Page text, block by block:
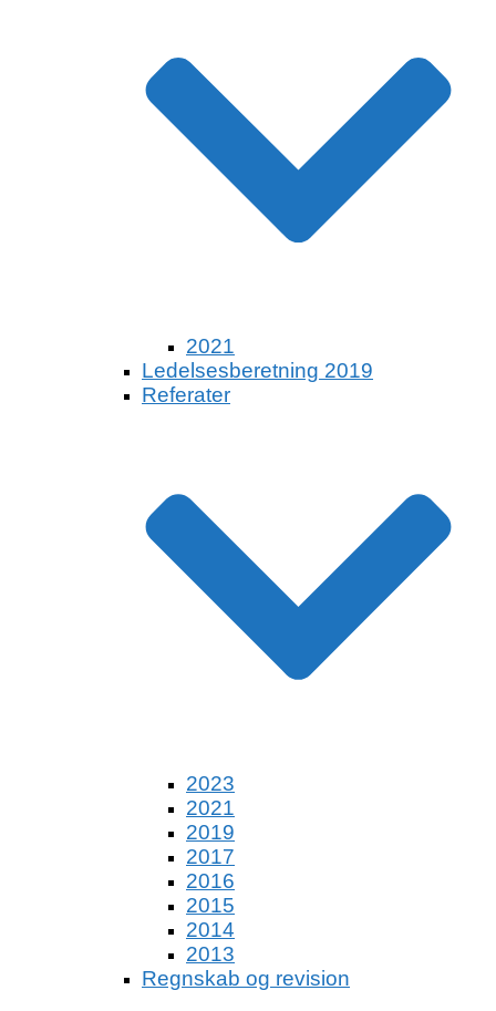
2021
Ledelsesberetning 2019
Referater
2023
2021
2019
2017
2016
2015
2014
2013
Regnskab og revision